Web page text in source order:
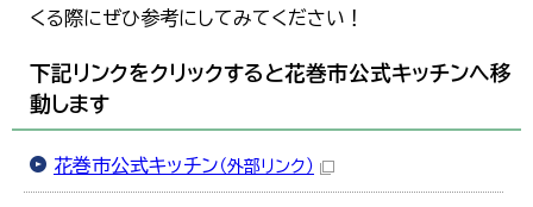
くる際にぜひ参考にしてみてください！
下記リンクをクリックすると花巻市公式キッチンへ移
動します
花巻市公式キッチン （外部リンク）